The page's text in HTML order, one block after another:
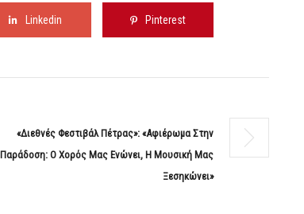
Linkedin Pinterest
«Διεθνές Φεστιβάλ Πέτρας»: «Αφιέρωμα Στην
Παράδοση: Ο Χορός Μας Ενώνει, Η Μουσική Μας
Ξεσηκώνει»